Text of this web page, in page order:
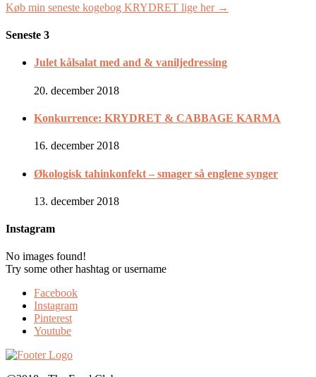
Køb min seneste kogebog KRYDRET lige her →
Seneste 3
Julet kålsalat med and & vaniljedressing
20. december 2018
Konkurrence: KRYDRET & CABBAGE KARMA
16. december 2018
Økologisk tahinkonfekt – smager så englene synger
13. december 2018
Instagram
No images found!
Try some other hashtag or username
Facebook
Instagram
Pinterest
Youtube